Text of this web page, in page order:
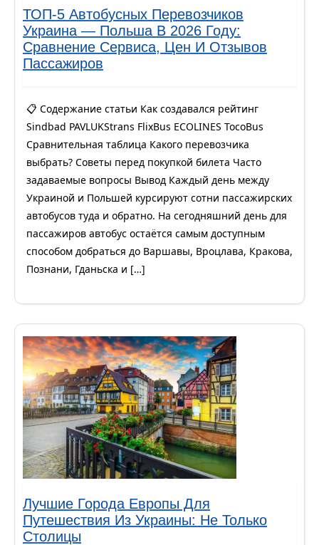
ТОП-5 Автобусных Перевозчиков
Украина — Польша В 2026 Году:
Сравнение Сервиса, Цен И Отзывов
Пассажиров
📋 Содержание статьи Как создавался рейтинг
Sindbad PAVLUKStrans FlixBus ECOLINES TocoBus
Сравнительная таблица Какого перевозчика
выбрать? Советы перед покупкой билета Часто
задаваемые вопросы Вывод Каждый день между
Украиной и Польшей курсируют сотни пассажирских
автобусов туда и обратно. На сегодняшний день для
пассажиров автобус остаётся самым доступным
способом добраться до Варшавы, Вроцлава, Кракова,
Познани, Гданьска и […]
Лучшие Города Европы Для
Путешествия Из Украины: Не Только
Столицы